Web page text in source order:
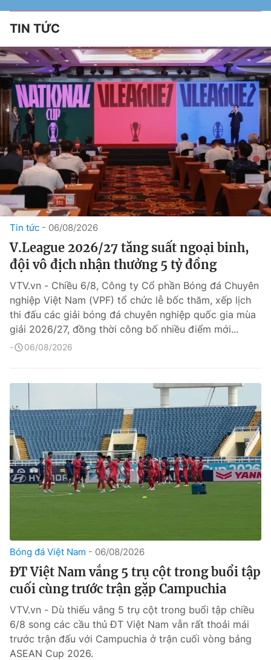
TIN TỨC
Tin tức 06/08/2026
V.League 2026/27 tăng suất ngoại binh,
đội vô địch nhận thưởng 5 tỷ đồng
VTV.vn - Chiều 6/8, Công ty Cổ phần Bóng đá Chuyên
nghiệp Việt Nam (VPF) tổ chức lễ bốc thăm, xếp lịch
thi đấu các giải bóng đá chuyên nghiệp quốc gia mùa
giải 2026/27, đồng thời công bố nhiều điểm mới...
06/08/2026
Bóng đá Việt Nam 06/08/2026
ĐT Việt Nam vắng 5 trụ cột trong buổi tập
cuối cùng trước trận gặp Campuchia
VTV.vn - Dù thiếu vắng 5 trụ cột trong buổi tập chiều
6/8 song các cầu thủ ĐT Việt Nam vẫn rất thoải mái
trước trận đấu với Campuchia ở trận cuối vòng bảng
ASEAN Cup 2026.